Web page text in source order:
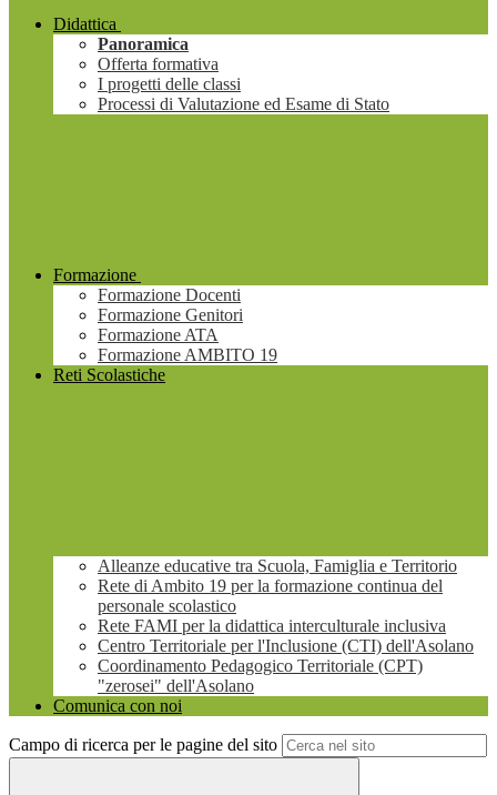
Didattica
Panoramica
Offerta formativa
I progetti delle classi
Processi di Valutazione ed Esame di Stato
Formazione
Formazione Docenti
Formazione Genitori
Formazione ATA
Formazione AMBITO 19
Reti Scolastiche
Alleanze educative tra Scuola, Famiglia e Territorio
Rete di Ambito 19 per la formazione continua del
personale scolastico
Rete FAMI per la didattica interculturale inclusiva
Centro Territoriale per l'Inclusione (CTI) dell'Asolano
Coordinamento Pedagogico Territoriale (CPT)
"zerosei" dell'Asolano
Comunica con noi
Campo di ricerca per le pagine del sito